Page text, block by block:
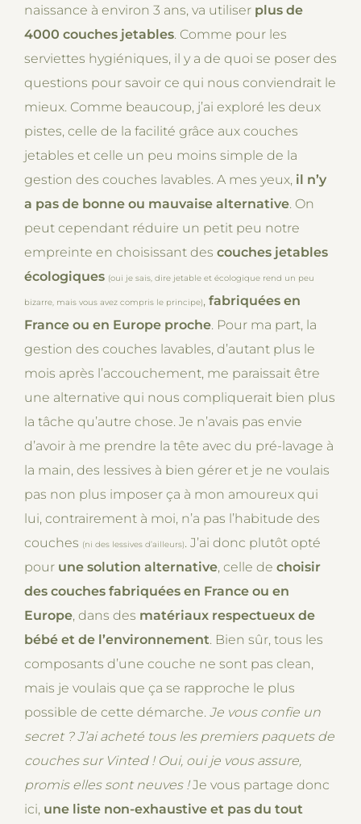
naissance à environ 3 ans, va utiliser plus de
4000 couches jetables. Comme pour les
serviettes hygiéniques, il y a de quoi se poser des
questions pour savoir ce qui nous conviendrait le
mieux. Comme beaucoup, j’ai exploré les deux
pistes, celle de la facilité grâce aux couches
jetables et celle un peu moins simple de la
gestion des couches lavables. A mes yeux, il n’y
a pas de bonne ou mauvaise alternative. On
peut cependant réduire un petit peu notre
empreinte en choisissant des couches jetables
écologiques (oui je sais, dire jetable et écologique rend un peu
bizarre, mais vous avez compris le principe), fabriquées en
France ou en Europe proche. Pour ma part, la
gestion des couches lavables, d’autant plus le
mois après l’accouchement, me paraissait être
une alternative qui nous compliquerait bien plus
la tâche qu’autre chose. Je n’avais pas envie
d’avoir à me prendre la tête avec du pré-lavage à
la main, des lessives à bien gérer et je ne voulais
pas non plus imposer ça à mon amoureux qui
lui, contrairement à moi, n’a pas l’habitude des
couches (ni des lessives d’ailleurs). J’ai donc plutôt opté
pour une solution alternative, celle de choisir
des couches fabriquées en France ou en
Europe, dans des matériaux respectueux de
bébé et de l’environnement. Bien sûr, tous les
composants d’une couche ne sont pas clean,
mais je voulais que ça se rapproche le plus
possible de cette démarche. Je vous confie un
secret ? J’ai acheté tous les premiers paquets de
couches sur Vinted ! Oui, oui je vous assure,
promis elles sont neuves !Je vous partage donc
ici, une liste non-exhaustive et pas du tout